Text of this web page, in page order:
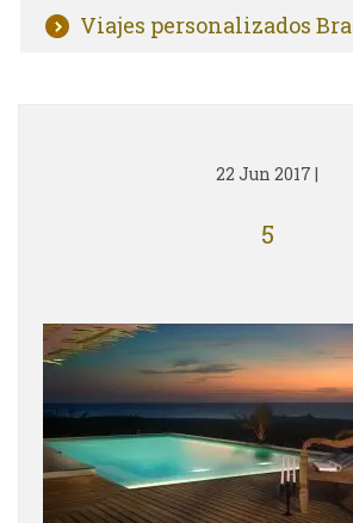
Viajes personalizados
22 Jun 2017 |
5